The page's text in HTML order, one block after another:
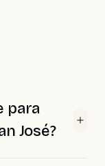
para
José?